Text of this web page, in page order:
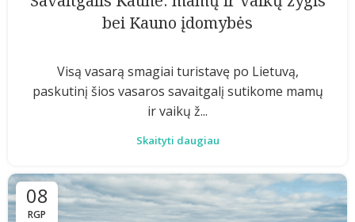
bei Kauno įdomybės
Visą vasarą smagiai turistavę po Lietuvą,
paskutinį šios vasaros savaitgalį sutikome mamų
ir vaikų ž...
Skaityti daugiau
08
RGP